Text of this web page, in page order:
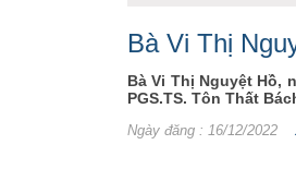
Bà Vi Thị
Bà Vi Thị Nguyệt Hồ,
PGS.TS. Tôn Thất
Ngày đăng : 16/12/2022